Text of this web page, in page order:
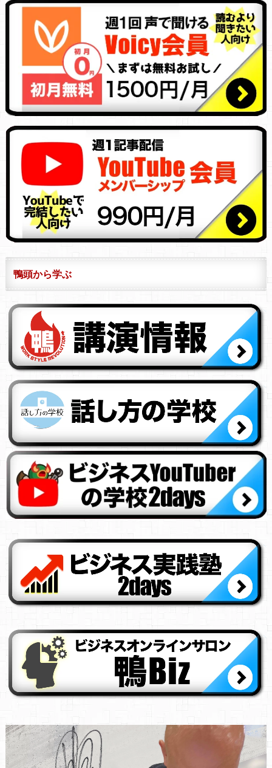
鴨頭から学ぶ